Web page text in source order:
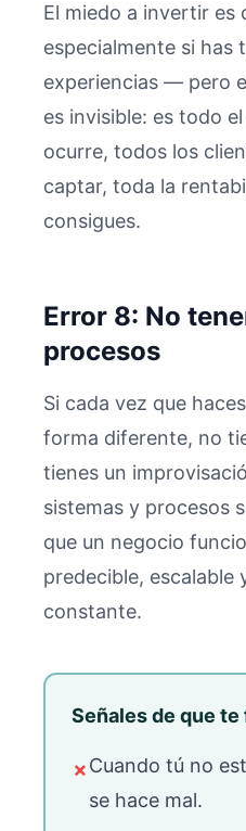
El miedo a invertir
especialmente si has
experiencias — pero
es invisible: es todo
ocurre, todos los
captar, toda la
consigues.
Error 8: No
procesos
Si cada vez que
forma diferente, no
tienes un
sistemas y procesos
que un negocio
predecible, escalable
constante.
Señales de que
✗Cuando tú no
se hace mal.